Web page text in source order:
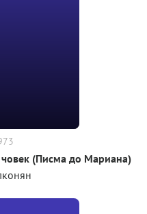
човек (Писма до Мариана)